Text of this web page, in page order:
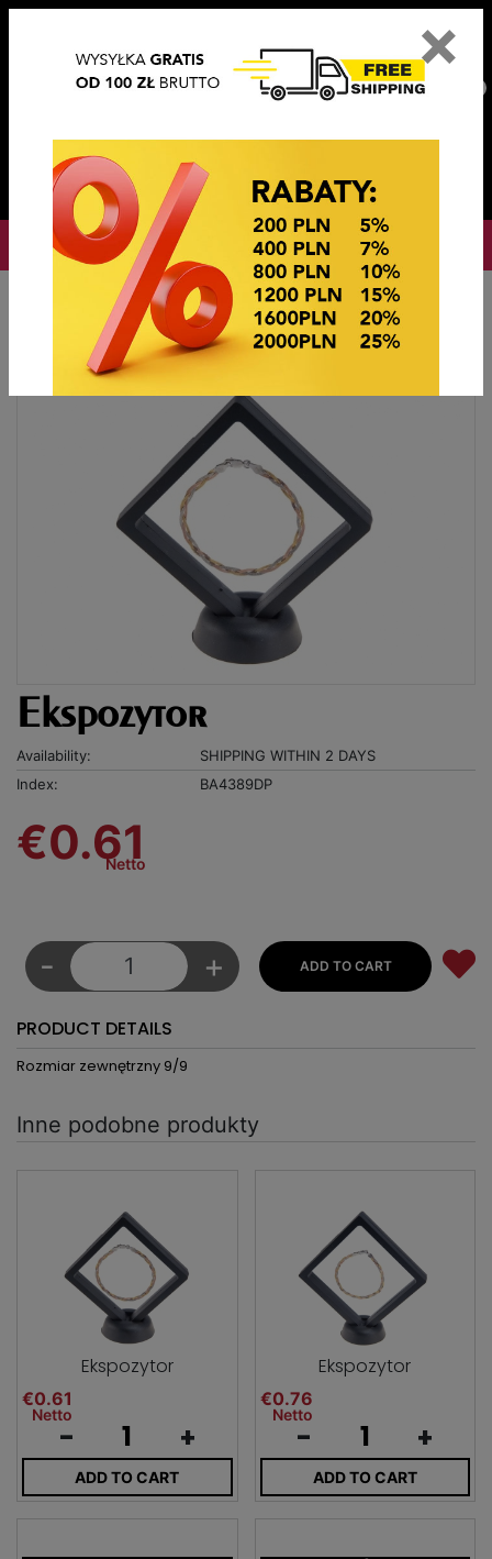
OKAZJE CENOWE
OKAZJE CENOWE EKSPOZYTORY
Ekspozytor
Availability:
SHIPPING WITHIN 2 DAYS
Index:
BA4389DP
€0.61
Netto
- +
PRODUCT DETAILS
Rozmiar zewnętrzny 9/9
Inne podobne produkty
Ekspozytor
€0.61
Netto
- +
ADD TO CART
Ekspozytor
€0.76
Netto
- +
ADD TO CART
×